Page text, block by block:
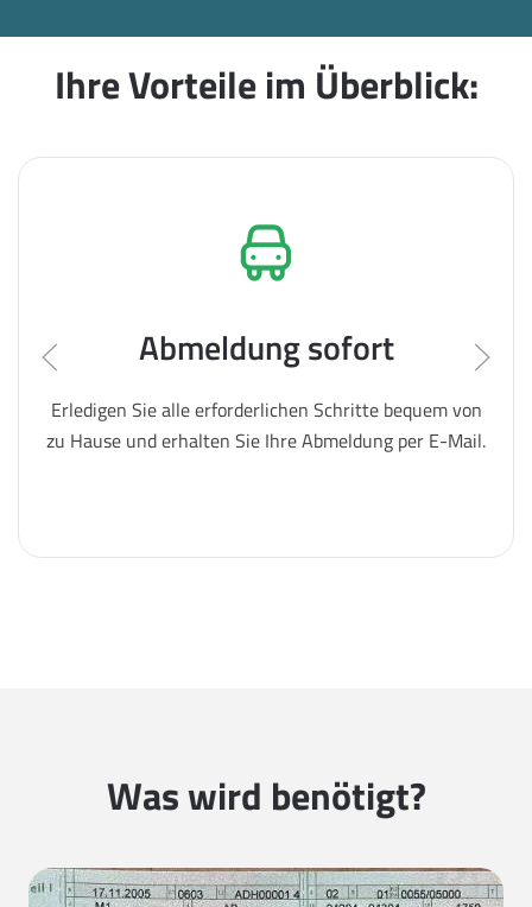
Ihre Vorteile im Überblick:
Abmeldung sofort
Erledigen Sie alle erforderlichen Schritte bequem von
zu Hause und erhalten Sie Ihre Abmeldung per E-Mail.
Was wird benötigt?